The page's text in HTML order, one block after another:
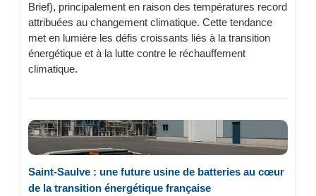
Brief), principalement en raison des températures record
attribuées au changement climatique. Cette tendance
met en lumière les défis croissants liés à la transition
énergétique et à la lutte contre le réchauffement
climatique.
Saint-Saulve : une future usine de batteries au cœur
de la transition énergétique française